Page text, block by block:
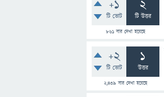
+1
টি ভোট
2
টি উত্তর
861 বার দেখা হয়েছে
+2
টি ভোট
1
উত্তর
2,439 বার দেখা হয়েছে